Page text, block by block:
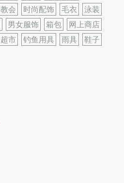
教会 时尚配饰 毛衣
泳装
男女服饰 箱包
网上商店
超市 钓鱼用具 雨具
鞋子